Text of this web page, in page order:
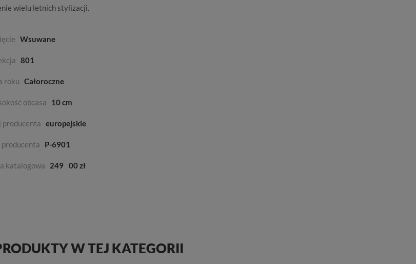
wielu letnich stylizacji.
Wsuwane
801
roku Całoroczne
obcasa 10 cm
producenta europejskie
producenta P-6901
katalogowa 249 00 zł
W TEJ KATEGORII